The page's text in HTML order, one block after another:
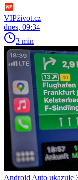
VIPživot.cz
dnes, 09:34
3 min
Android Auto ukazuje